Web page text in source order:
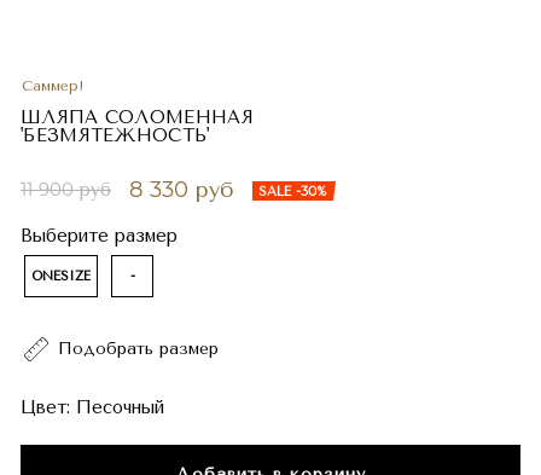
Саммер!
ШЛЯПА СОЛОМЕННАЯ
'БЕЗМЯТЕЖНОСТЬ'
11 900 руб 8 330 руб SALE -30%
Выберите размер
ONESIZE -
Подобрать размер
Цвет: Песочный